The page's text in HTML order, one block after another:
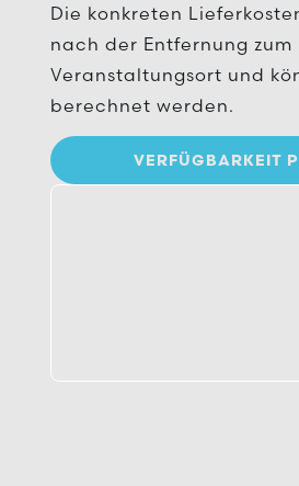
Die konkreten
nach der Entfernung zum
Veranstaltungsort und
berechnet werden.
VERFÜGBARKEIT